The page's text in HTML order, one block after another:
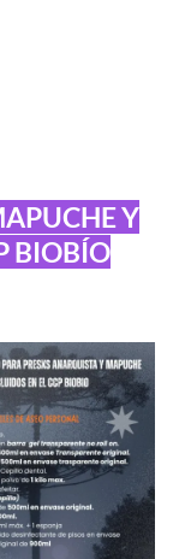
Y
BIOBÍO